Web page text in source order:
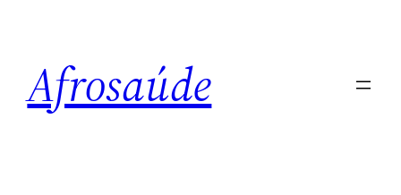
conteúdo
Afrosaúde